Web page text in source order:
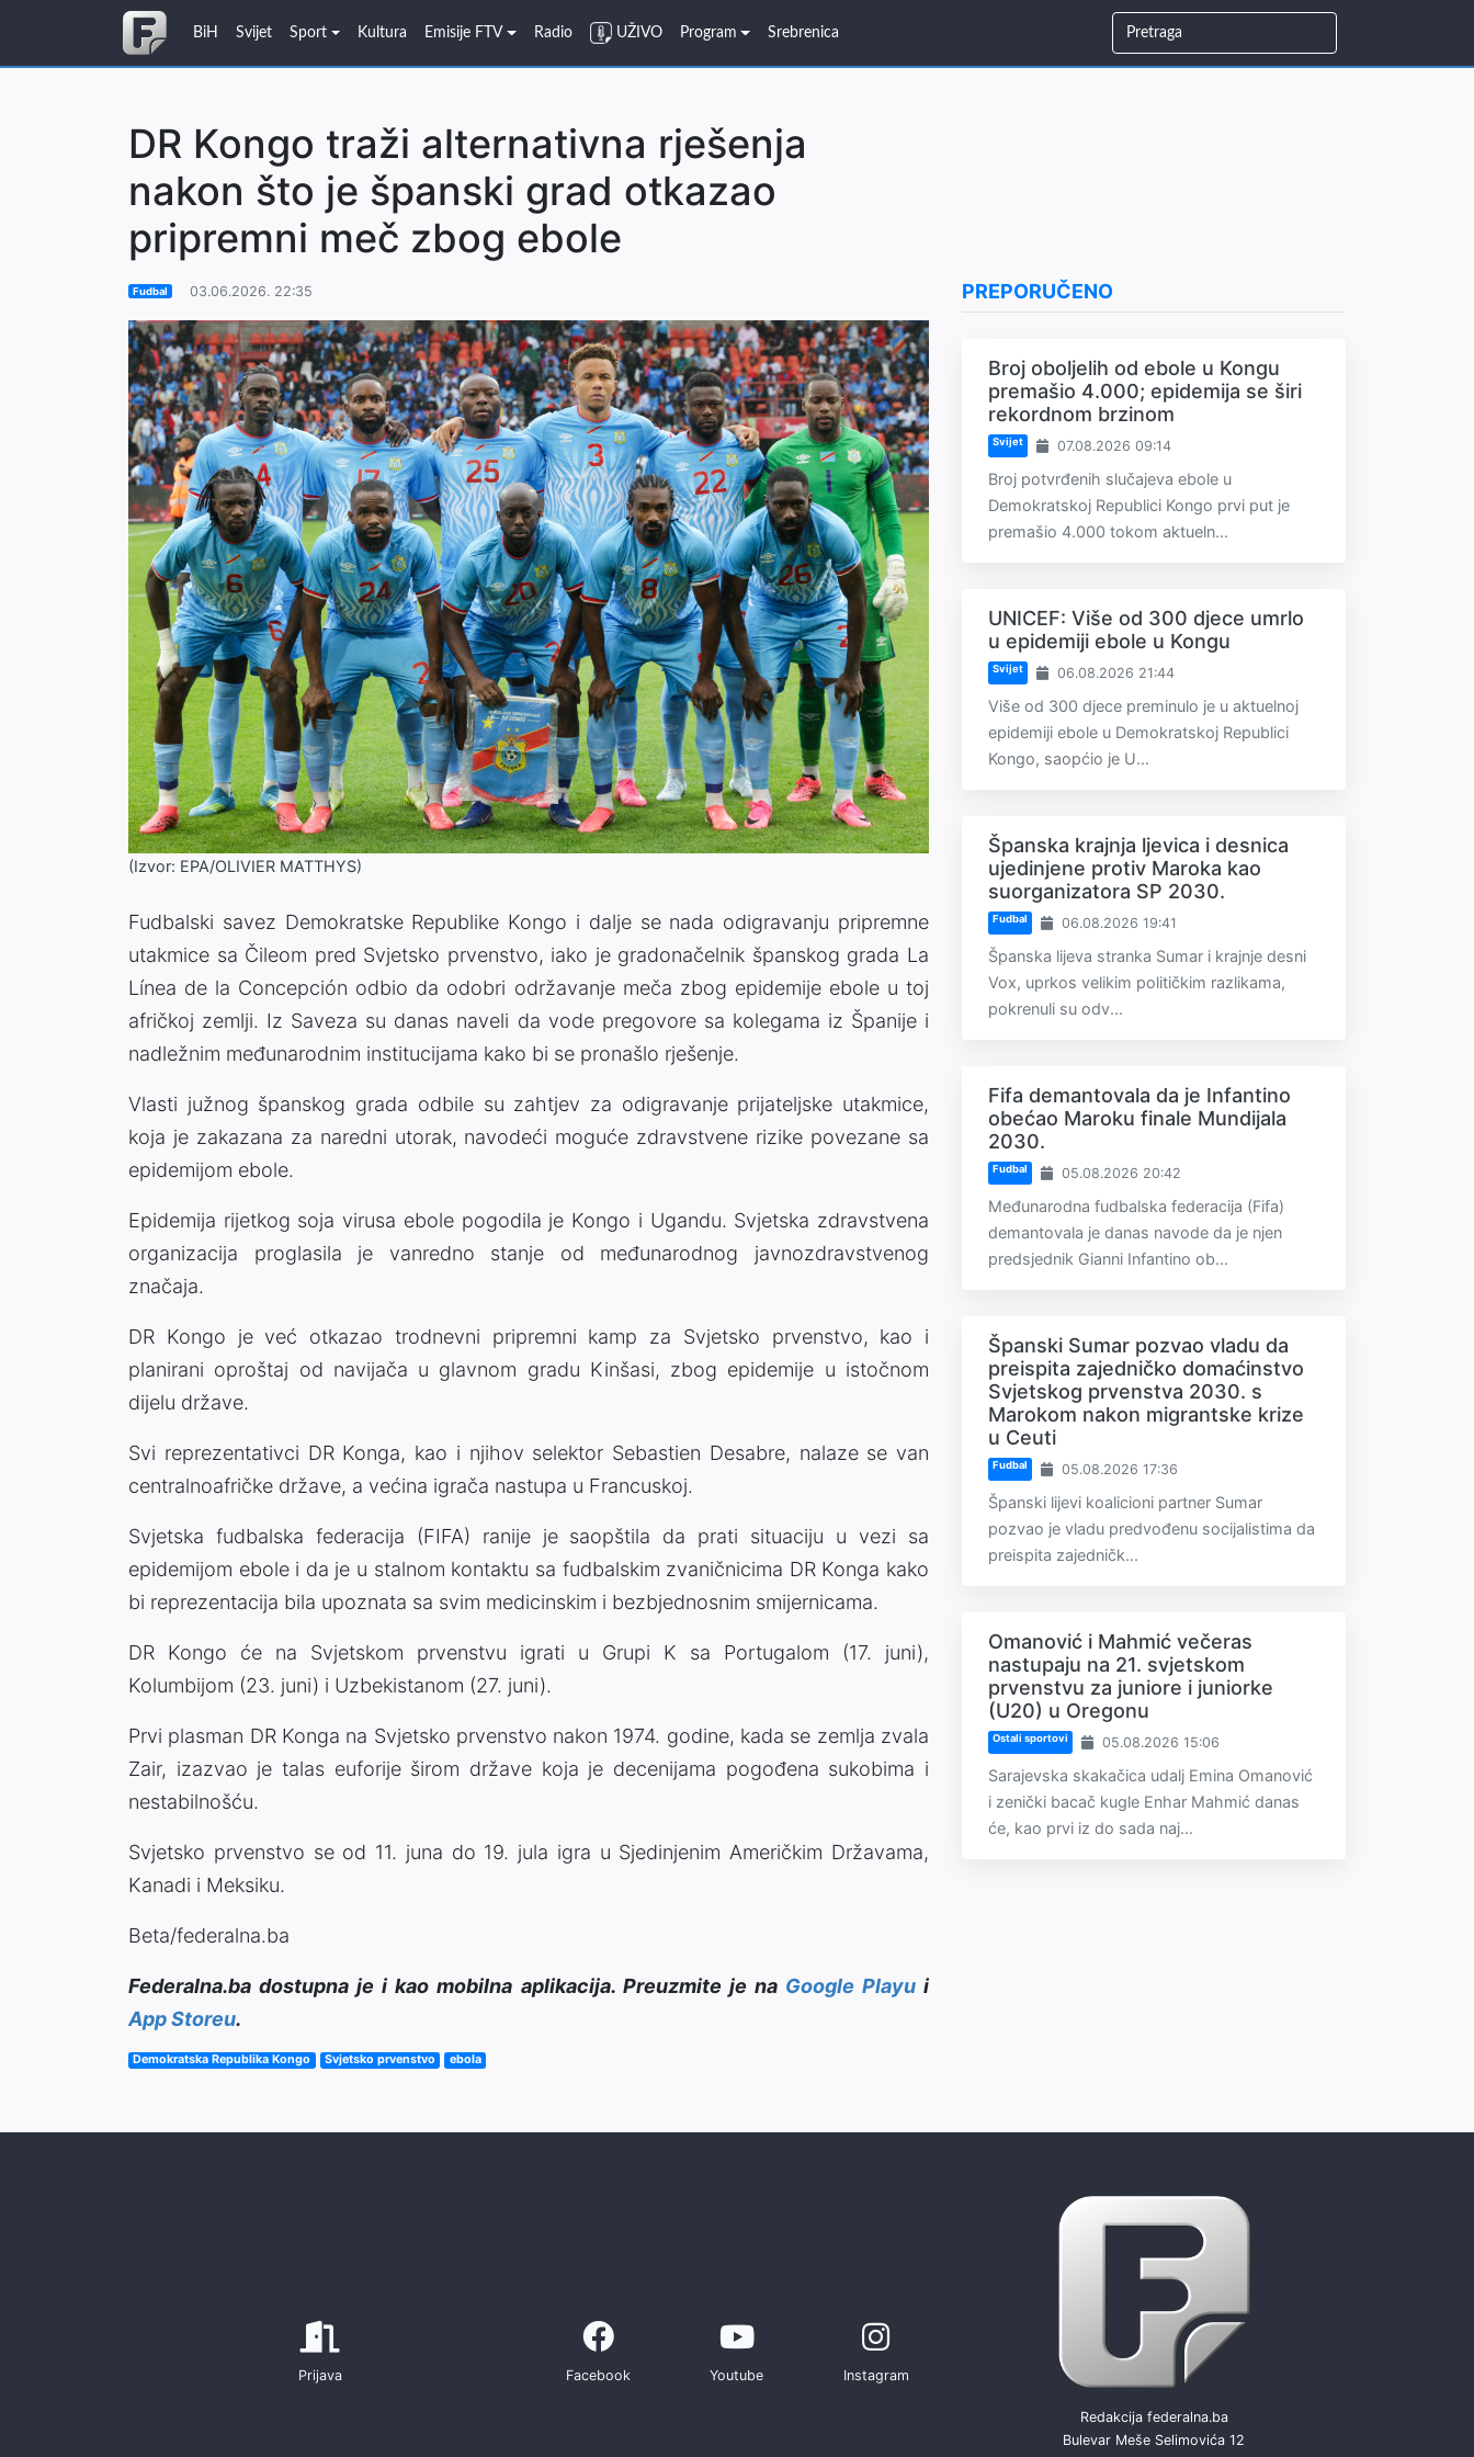
BiH Svijet Sport Kultura Emisije FTV Radio UŽIVO Program Srebrenica
DR Kongo traži alternativna rješenja
nakon što je španski grad otkazao
pripremni meč zbog ebole
Fudbal 03.06.2026. 22:35
(Izvor: EPA/OLIVIER MATTHYS)
Fudbalski savez Demokratske Republike Kongo i dalje se nada odigravanju pripremne
utakmice sa Čileom pred Svjetsko prvenstvo, iako je gradonačelnik španskog grada La
Línea de la Concepción odbio da odobri održavanje meča zbog epidemije ebole u toj
afričkoj zemlji. Iz Saveza su danas naveli da vode pregovore sa kolegama iz Španije i
nadležnim međunarodnim institucijama kako bi se pronašlo rješenje.
Vlasti južnog španskog grada odbile su zahtjev za odigravanje prijateljske utakmice,
koja je zakazana za naredni utorak, navodeći moguće zdravstvene rizike povezane sa
epidemijom ebole.
Epidemija rijetkog soja virusa ebole pogodila je Kongo i Ugandu. Svjetska zdravstvena
organizacija proglasila je vanredno stanje od međunarodnog javnozdravstvenog
značaja.
DR Kongo je već otkazao trodnevni pripremni kamp za Svjetsko prvenstvo, kao i
planirani oproštaj od navijača u glavnom gradu Kinšasi, zbog epidemije u istočnom
dijelu države.
Svi reprezentativci DR Konga, kao i njihov selektor Sebastien Desabre, nalaze se van
centralnoafričke države, a većina igrača nastupa u Francuskoj.
Svjetska fudbalska federacija (FIFA) ranije je saopštila da prati situaciju u vezi sa
epidemijom ebole i da je u stalnom kontaktu sa fudbalskim zvaničnicima DR Konga kako
bi reprezentacija bila upoznata sa svim medicinskim i bezbjednosnim smijernicama.
DR Kongo će na Svjetskom prvenstvu igrati u Grupi K sa Portugalom (17. juni),
Kolumbijom (23. juni) i Uzbekistanom (27. juni).
Prvi plasman DR Konga na Svjetsko prvenstvo nakon 1974. godine, kada se zemlja zvala
Zair, izazvao je talas euforije širom države koja je decenijama pogođena sukobima i
nestabilnošću.
Svjetsko prvenstvo se od 11. juna do 19. jula igra u Sjedinjenim Američkim Državama,
Kanadi i Meksiku.
Beta/federalna.ba
Federalna.ba dostupna je i kao mobilna aplikacija. Preuzmite je na Google Playui
App Storeu.
Demokratska Republika Kongo Svjetsko prvenstvo ebola
PREPORUČENO
Broj oboljelih od ebole u Kongu
premašio 4.000; epidemija se širi
rekordnom brzinom
Svijet 07.08.2026 09:14
Broj potvrđenih slučajeva ebole u
Demokratskoj Republici Kongo prvi put je
premašio 4.000 tokom aktueln...
UNICEF: Više od 300 djece umrlo
u epidemiji ebole u Kongu
Svijet 06.08.2026 21:44
Više od 300 djece preminulo je u aktuelnoj
epidemiji ebole u Demokratskoj Republici
Kongo, saopćio je U...
Španska krajnja ljevica i desnica
ujedinjene protiv Maroka kao
suorganizatora SP 2030.
Fudbal 06.08.2026 19:41
Španska lijeva stranka Sumar i krajnje desni
Vox, uprkos velikim političkim razlikama,
pokrenuli su odv...
Fifa demantovala da je Infantino
obećao Maroku finale Mundijala
2030.
Fudbal 05.08.2026 20:42
Međunarodna fudbalska federacija (Fifa)
demantovala je danas navode da je njen
predsjednik Gianni Infantino ob...
Španski Sumar pozvao vladu da
preispita zajedničko domaćinstvo
Svjetskog prvenstva 2030. s
Marokom nakon migrantske krize
u Ceuti
Fudbal 05.08.2026 17:36
Španski lijevi koalicioni partner Sumar
pozvao je vladu predvođenu socijalistima da
preispita zajedničk...
Omanović i Mahmić večeras
nastupaju na 21. svjetskom
prvenstvu za juniore i juniorke
(U20) u Oregonu
Ostali sportovi 05.08.2026 15:06
Sarajevska skakačica udalj Emina Omanović
i zenički bacač kugle Enhar Mahmić danas
će, kao prvi iz do sada naj...
Prijava Facebook Youtube Instagram
Redakcija federalna.ba
Bulevar Meše Selimovića 12